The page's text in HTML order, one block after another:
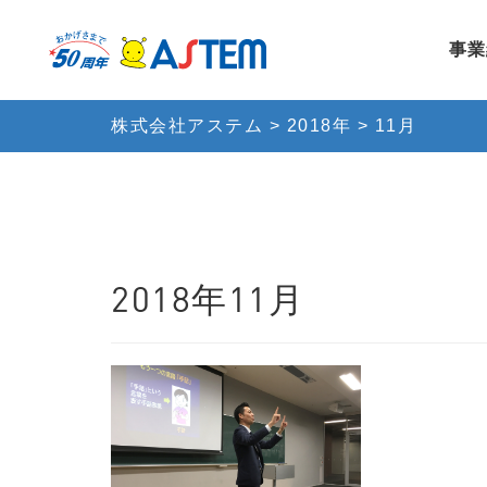
事
株式会社アステム > 2018年 > 11月
2018年11月